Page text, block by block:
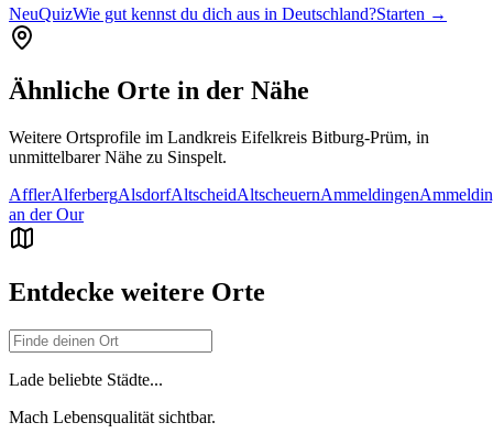
NeuQuizWie gut kennst du dich aus in Deutschland?Starten →
Ähnliche Orte in der Nähe
Weitere Ortsprofile im Landkreis Eifelkreis Bitburg-Prüm, in
unmittelbarer Nähe zu Sinspelt.
AfflerAlferbergAlsdorfAltscheidAltscheuernAmmeldingen
an der Our
Entdecke weitere Orte
Lade beliebte Städte...
Mach Lebensqualität sichtbar.